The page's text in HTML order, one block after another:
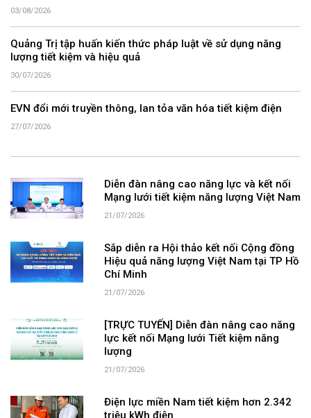
03/08/2026
Quảng Trị tập huấn kiến thức pháp luật về sử dụng năng
lượng tiết kiệm và hiệu quả
30/07/2026
EVN đổi mới truyền thông, lan tỏa văn hóa tiết kiệm điện
27/07/2026
Diễn đàn nâng cao năng lực và kết nối
Mạng lưới tiết kiệm năng lượng Việt Nam
21/07/2026
Sắp diễn ra Hội thảo kết nối Cộng đồng
Hiệu quả năng lượng Việt Nam tại TP Hồ
Chí Minh
21/07/2026
[TRỰC TUYẾN] Diễn đàn nâng cao năng
lực kết nối Mạng lưới Tiết kiệm năng
lượng
21/07/2026
Điện lực miền Nam tiết kiệm hơn 2.342
triệu kWh điện